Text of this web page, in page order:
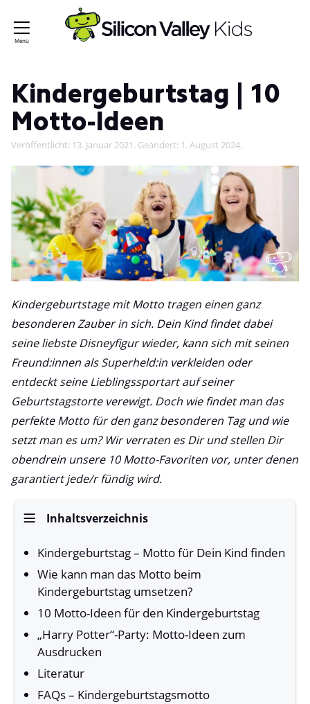
Kindergeburtstag | 10
Motto-Ideen
Veröffentlicht: 13. Januar 2021. Geändert: 1. August 2024.
Kindergeburtstage mit Motto tragen einen ganz
besonderen Zauber in sich. Dein Kind findet dabei
seine liebste Disneyfigur wieder, kann sich mit seinen
Freund:innen als Superheld:in verkleiden oder
entdeckt seine Lieblingssportart auf seiner
Geburtstagstorte verewigt. Doch wie findet man das
perfekte Motto für den ganz besonderen Tag und wie
setzt man es um? Wir verraten es Dir und stellen Dir
obendrein unsere 10 Motto-Favoriten vor, unter denen
garantiert jede/r fündig wird.
Inhaltsverzeichnis
Kindergeburtstag – Motto für Dein Kind finden
Wie kann man das Motto beim
Kindergeburtstag umsetzen?
10 Motto-Ideen für den Kindergeburtstag
„Harry Potter“-Party: Motto-Ideen zum
Ausdrucken
Literatur
FAQs – Kindergeburtstagsmotto